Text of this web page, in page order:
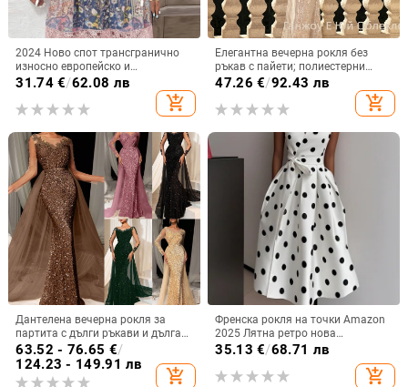
2024 Ново спот трансгранично
износно европейско и
американско облекло Пролет и
лято Най-продавана ретро
щампована дантелена рокля
31.74€/62.08 лв
add_shopping_cart
Елегантна вечерна рокля без
ръкав с пайети; полиестерни
влакна; спандекс до 30%;
дълбоко V-образно деколте.
47.26 €/92.43 лв
add_shopping_cart
Дантелена вечерна рокля за
партита с дълги ръкави и дълга
пола, дълбоко V-образно деколте,
полиестер-еластанова материя
63.52 - 76.65 €/
124.23 - 149.91 лв
add_shopping_cart
Френска рокля на точки Amazon
2025 Лятна ретро нова
темпераментна талия Тънка
35.13 €/68.71 лв
add_shopping_cart